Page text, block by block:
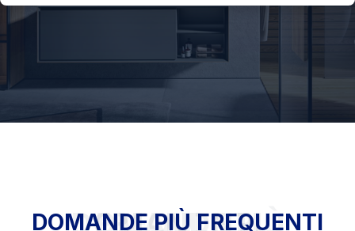
DOMANDE PIÙ FREQUENTI
DOMANDE PIÙ FREQUENTI